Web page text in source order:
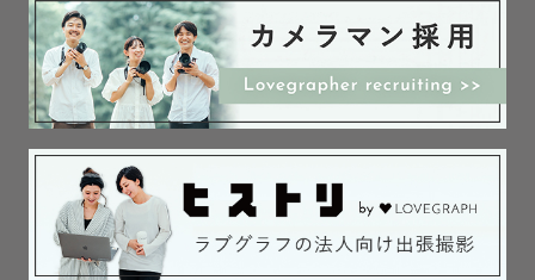
山に囲まれた長野県茅野市出身⛰
数年前から静岡県静岡市で暮らしています。
小さい頃から動物好き🐾
わんちゃんねこちゃんだけでなく、リスやハムスター、小
鳥や熱帯魚などなど...
さまざまな生き物達と暮らしてきました。
動物看護師として８年間動物病院で働いてきました。